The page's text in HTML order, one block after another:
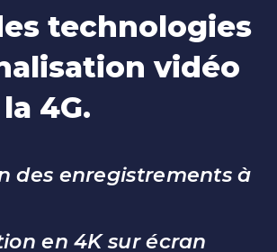
technologies
vidéo
4G.
des enregistrements à
en 4K sur écran